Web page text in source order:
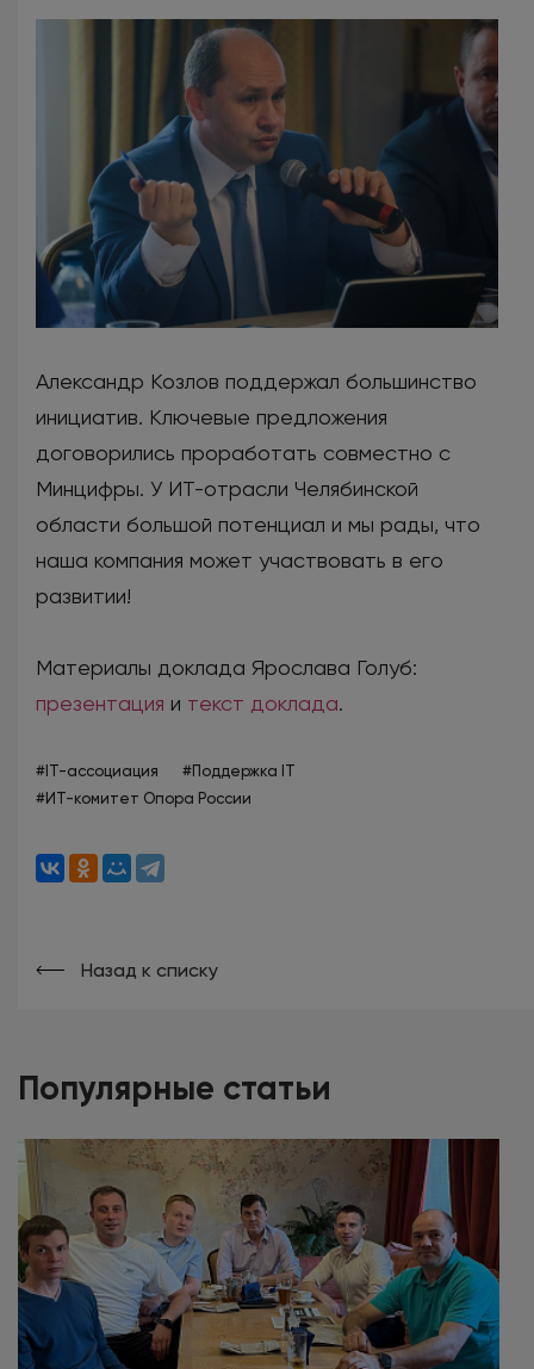
Александр Козлов поддержал большинство
инициатив. Ключевые предложения
договорились проработать совместно с
Минцифры. У ИТ-отрасли Челябинской
области большой потенциал и мы рады, что
наша компания может участвовать в его
развитии!
Материалы доклада Ярослава Голуб:
презентация и текст доклада.
#IT-ассоциация
#Поддержка IT
#ИТ-комитет Опора России
Назад к списку
Популярные статьи